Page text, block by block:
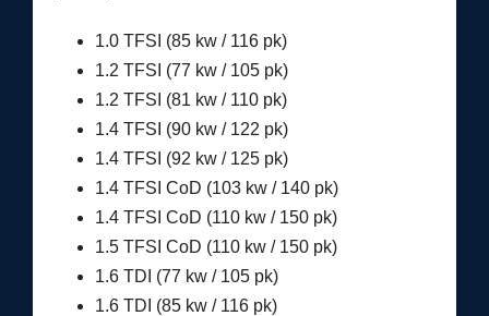
1.0 TFSI (85 kw / 116 pk)
1.2 TFSI (77 kw / 105 pk)
1.2 TFSI (81 kw / 110 pk)
1.4 TFSI (90 kw / 122 pk)
1.4 TFSI (92 kw / 125 pk)
1.4 TFSI CoD (103 kw / 140 pk)
1.4 TFSI CoD (110 kw / 150 pk)
1.5 TFSI CoD (110 kw / 150 pk)
1.6 TDI (77 kw / 105 pk)
1.6 TDI (85 kw / 116 pk)